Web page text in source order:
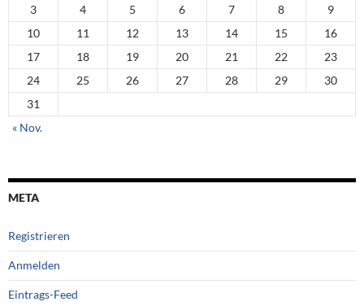
3
4 5 6 7 8
9
10
11 12 13 14 15
16
17
18 19 20 21 22
23
24
25 26 27 28 29
30
31
« Nov.
META
Registrieren
Anmelden
Eintrags-Feed